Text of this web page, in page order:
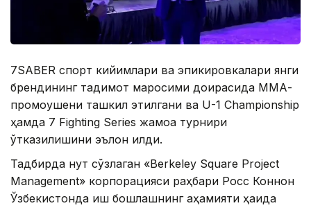
7SABER спорт кийимлари ва эпикировкалари янги
брендининг тақдимот маросими доирасида ММА-
промоушени ташкил этилгани ва U-1 Championship
ҳамда 7 Fighting Series жамоа турнири
ўтказилишини эълон қилди.
Тадбирда нутқ сўзлаган «Berkeley Square Project
Management» корпорацияси раҳбари Росс Коннон
Ўзбекистонда иш бошлашнинг аҳамияти ҳақида